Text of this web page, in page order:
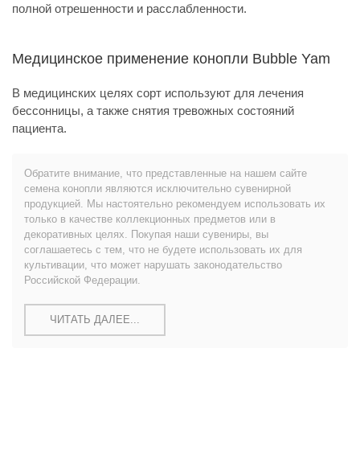
полной отрешенности и расслабленности.
Медицинское применение конопли Bubble Yam
В медицинских целях сорт используют для лечения
бессонницы, а также снятия тревожных состояний
пациента.
Обратите внимание, что представленные на нашем сайте
семена конопли являются исключительно сувенирной
продукцией. Мы настоятельно рекомендуем использовать их
только в качестве коллекционных предметов или в
декоративных целях. Покупая наши сувениры, вы
соглашаетесь с тем, что не будете использовать их для
культивации, что может нарушать законодательство
Российской Федерации.
ЧИТАТЬ ДАЛЕЕ...